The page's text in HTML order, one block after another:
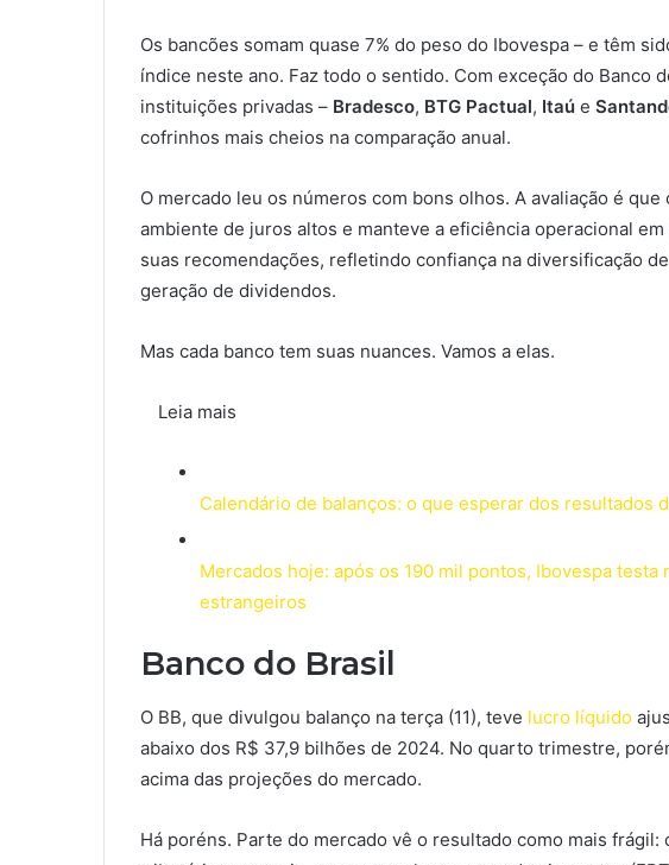
Os bancões somam quase 7% do peso do Ibovespa – e têm
índice neste ano. Faz todo o sentido. Com exceção do Banco
instituições privadas – Bradesco, BTG Pactual, Itaú e
cofrinhos mais cheios na comparação anual.
O mercado leu os números com bons olhos. A avaliação é
ambiente de juros altos e manteve a eficiência operacional
suas recomendações, refletindo confiança na diversificação
geração de dividendos.
Mas cada banco tem suas nuances. Vamos a elas.
Leia mais
Calendário de balanços: o que esperar dos resultados
Mercados hoje: após os 190 mil pontos, Ibovespa
estrangeiros
Banco do Brasil
O BB, que divulgou balanço na terça (11), teve lucro líquido
abaixo dos R$ 37,9 bilhões de 2024. No quarto trimestre,
acima das projeções do mercado.
Há poréns. Parte do mercado vê o resultado como mais